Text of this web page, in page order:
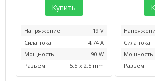
Купить
Напряжение
19 V
Сила тока
4,74 А
Мощность
90 W
Разъем
5,5 x 2,5 mm
Сила тока
Мощность
Разъем